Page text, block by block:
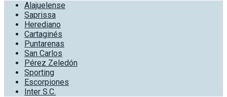
Alajuelense
Saprissa
Herediano
Cartaginés
Puntarenas
San Carlos
Pérez Zeledón
Sporting
Escorpiones
Inter S.C.